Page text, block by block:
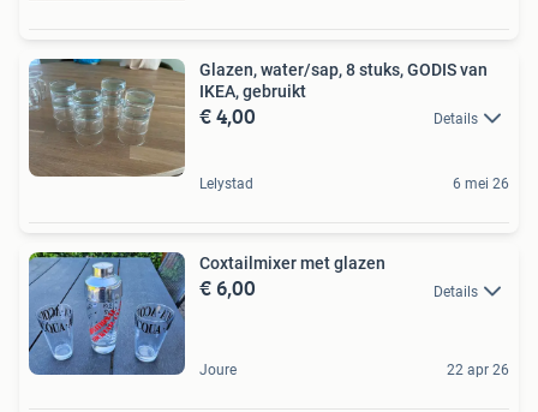
Glazen, water/sap, 8 stuks, GODIS van
IKEA, gebruikt
€ 4,00 Details
Lelystad 6 mei 26
Coxtailmixer met glazen
€ 6,00 Details
Joure 22 apr 26